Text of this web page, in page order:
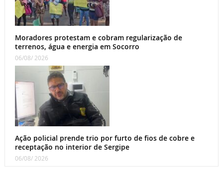
Moradores protestam e cobram regularização de
terrenos, água e energia em Socorro
06/08/ 2026
Ação policial prende trio por furto de fios de cobre e
receptação no interior de Sergipe
06/08/ 2026